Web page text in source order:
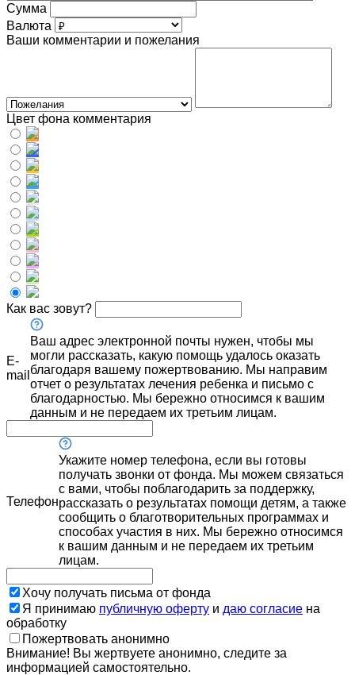
Сумма
Валюта
Ваши комментарии и пожелания
Цвет фона комментария
Как вас зовут?
E-
mail
Ваш адрес электронной почты нужен, чтобы мы
могли рассказать, какую помощь удалось оказать
благодаря вашему пожертвованию. Мы направим
отчет о результатах лечения ребенка и письмо с
благодарностью. Мы бережно относимся к вашим
данным и не передаем их третьим лицам.
Телефон
Укажите номер телефона, если вы готовы
получать звонки от фонда. Мы можем связаться
с вами, чтобы поблагодарить за поддержку,
рассказать о результатах помощи детям, а также
сообщить о благотворительных программах и
способах участия в них. Мы бережно относимся
к вашим данным и не передаем их третьим
лицам.
Хочу получать письма от фонда
Я принимаю публичную оферту и даю согласие на
обработку
Пожертвовать анонимно
Внимание! Вы жертвуете анонимно, следите за
информацией самостоятельно.